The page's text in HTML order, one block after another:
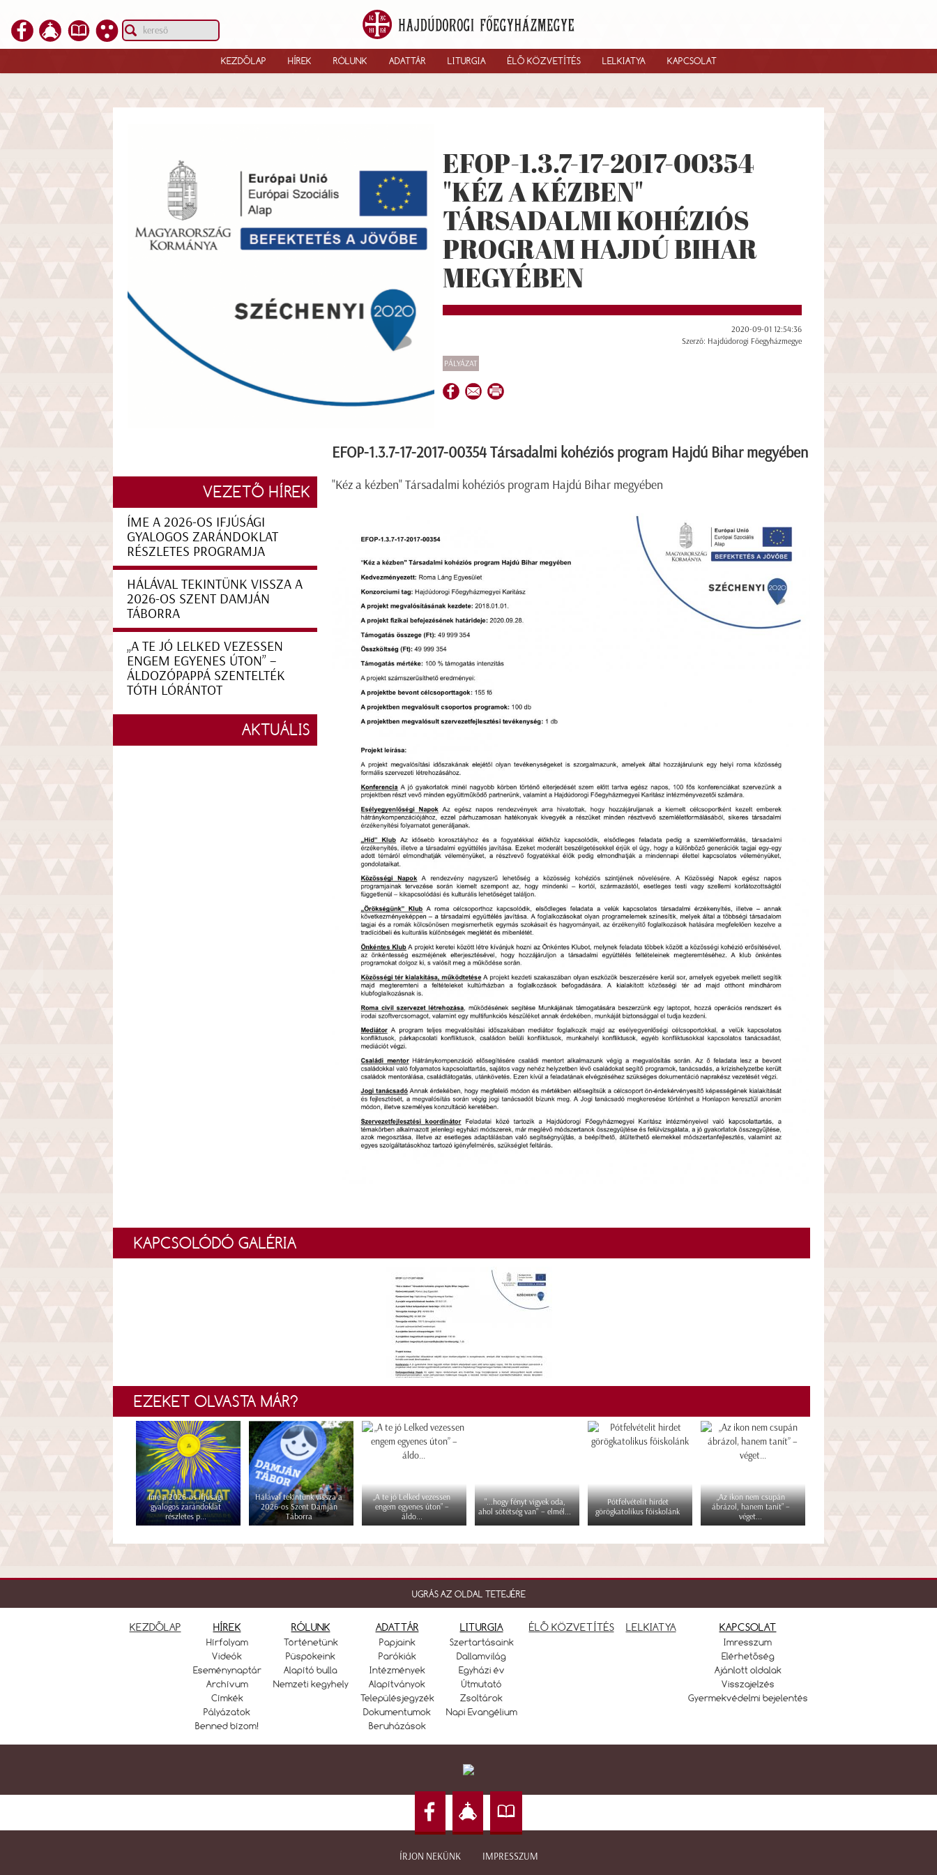
KEZDŐLAP HÍREK RÓLUNK ADATTÁR LITURGIA ÉLŐ KÖZVETÍTÉS LELKIATYA KAPCSOLAT
EFOP-1.3.7-17-2017-00354
"KÉZ A KÉZBEN"
TÁRSADALMI KOHÉZIÓS
PROGRAM HAJDÚ BIHAR
MEGYÉBEN
2020-09-01 12:54:36
Szerző: Hajdúdorogi Főegyházmegye
PÁLYÁZAT
EFOP-1.3.7-17-2017-00354 Társadalmi kohéziós program Hajdú Bihar megyében
"Kéz a kézben" Társadalmi kohéziós program Hajdú Bihar megyében
VEZETŐ HÍREK
ÍME A 2026-OS IFJÚSÁGI
GYALOGOS ZARÁNDOKLAT
RÉSZLETES PROGRAMJA
HÁLÁVAL TEKINTÜNK VISSZA A
2026-OS SZENT DAMJÁN
TÁBORRA
„A TE JÓ LELKED VEZESSEN
ENGEM EGYENES ÚTON” –
ÁLDOZÓPAPPÁ SZENTELTÉK
TÓTH LÓRÁNTOT
AKTUÁLIS
KAPCSOLÓDÓ GALÉRIA
EZEKET OLVASTA MÁR?
Íme a 2026-os ifjúsági
gyalogos zarándoklat
részletes p...
Hálával tekintünk vissza a
2026-os Szent Damján
Táborra
„A te jó Lelked vezessen
engem egyenes úton” –
áldo...
"...hogy fényt vigyek oda,
ahol sötétség van" – elmél...
Pótfelvételit hirdet
görögkatolikus főiskolánk
„Az ikon nem csupán
ábrázol, hanem tanít” –
véget...
UGRÁS AZ OLDAL TETEJÉRE
KEZDŐLAP HÍREK
Hírfolyam
Videók
Eseménynaptár
Archívum
Címkék
Pályázatok
Benned bízom!
RÓLUNK
Történetünk
Püspökeink
Alapító bulla
Nemzeti kegyhely
ADATTÁR
Papjaink
Parókiák
Intézmények
Alapítványok
Településjegyzék
Dokumentumok
Beruházások
LITURGIA
Szertartásaink
Dallamvilág
Egyházi év
Útmutató
Zsoltárok
Napi Evangélium
ÉLŐ KÖZVETÍTÉS LELKIATYA KAPCSOLAT
Imresszum
Elérhetőség
Ajánlott oldalak
Visszajelzés
Gyermekvédelmi bejelentés
ÍRJON NEKÜNK IMPRESSZUM